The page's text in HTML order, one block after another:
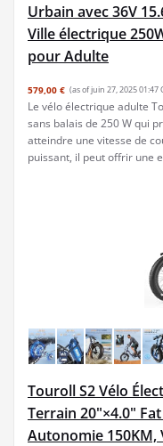
Urbain avec 36V
Ville électrique
pour Adulte
579,00 € (as of juin 27, 2025 01:47
Le vélo électrique adulte
sans balais de 250 W qui
atteindre une vitesse de
puissant, il peut offrir une
Touroll S2 Vélo
Terrain 20"×4.0"
Autonomie 150KM,